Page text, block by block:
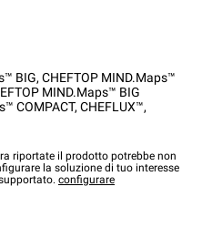
BIG, CHEFTOP MIND.Maps™
MIND.Maps™ BIG
COMPACT, CHEFLUX™,
riportate il prodotto potrebbe non
la soluzione di tuo interesse
configurare